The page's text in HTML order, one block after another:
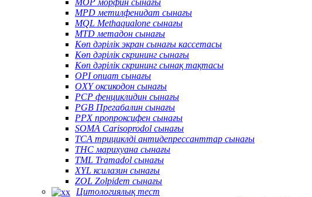
MOP морфин сынағы
MPD метилфенидат сынағы
MQL Methaqualone сынағы
MTD метадон сынағы
Көп дәрілік экран сынағы кассетасы
Көп дәрілік скрининг сынағы
Көп дәрілік скрининг сынақ тақтасы
OPI опиат сынағы
OXY оксикодон сынағы
PCP фенциклидин сынағы
PGB Прегабалин сынағы
PPX пропроксифен сынағы
SOMA Carisoprodol сынағы
TCA трициклді антидепрессанттар сынағы
THC марихуана сынағы
TML Tramadol сынағы
XYL ксилазин сынағы
ZOL Zolpidem сынағы
Цитологиялық тест